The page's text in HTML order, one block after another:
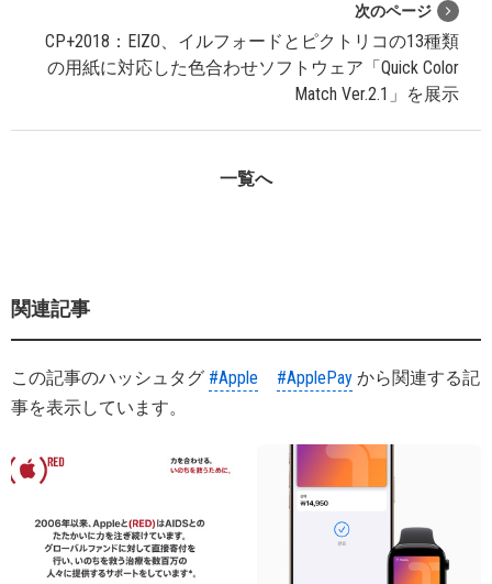
次のページ
CP+2018：EIZO、イルフォードとピクトリコの13種類
の用紙に対応した色合わせソフトウェア「Quick Color
Match Ver.2.1」を展示
一覧へ
関連記事
この記事のハッシュタグ #Apple #ApplePay から関連する記
事を表示しています。